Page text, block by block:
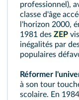
professionnel),
classe d'âge
l'horizon 2000,
1981 des ZEP
inégalités par
populaires
Réformer
à son tour
scolaire. En